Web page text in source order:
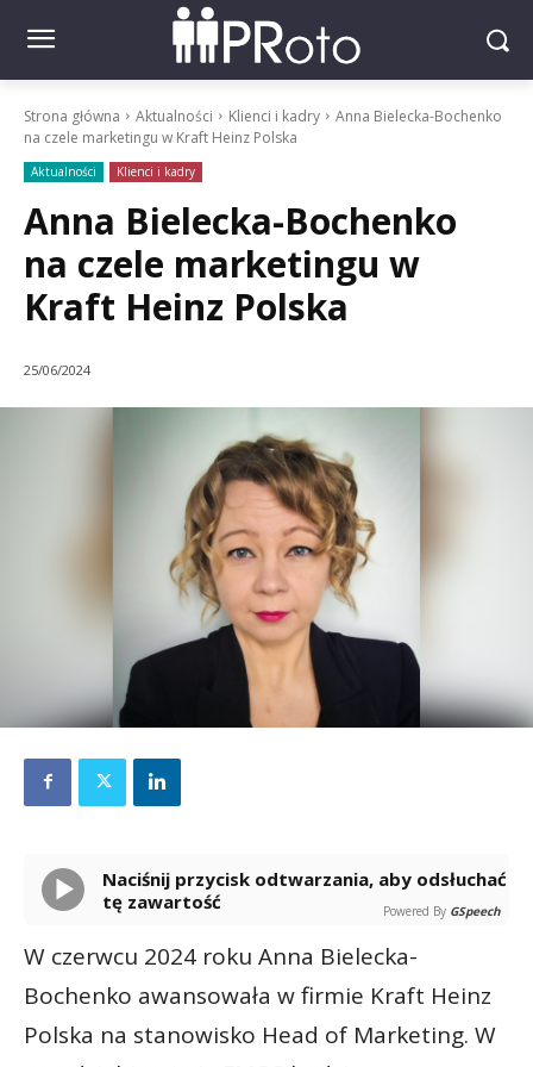
Strona główna Aktualności Klienci i kadry
Anna Bielecka-Bochenko
na czele marketingu w Kraft Heinz Polska
Aktualności Klienci i kadry
Anna Bielecka-Bochenko
na czele marketingu w
Kraft Heinz Polska
25/06/2024
Naciśnij przycisk odtwarzania, aby odsłuchać
tę zawartość
Powered By GSpeech
W czerwcu 2024 roku Anna Bielecka-
Bochenko awansowała w firmie Kraft Heinz
Polska na stanowisko Head of Marketing. W